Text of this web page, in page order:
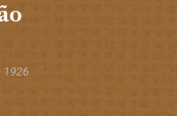
1926